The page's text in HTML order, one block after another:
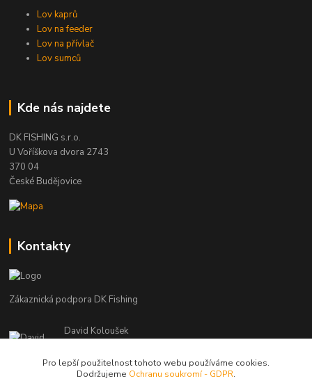
Lov kaprů
Lov na feeder
Lov na přívlač
Lov sumců
Kde nás najdete
DK FISHING s.r.o.
U Voříškova dvora 2743
370 04
České Budějovice
Kontakty
Zákaznická podpora DK Fishing
David Koloušek
(Po-Pá, 7-18 hod.)
Pro lepší použitelnost tohoto webu používáme cookies.
Dodržujeme Ochranu soukromí - GDPR.